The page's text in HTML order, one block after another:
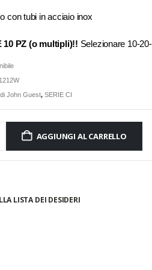
con tubi in acciaio inox
10 PZ (o multipli)!! Selezionare 10-
John Guest, SERIE CI
AGGIUNGI AL CARRELLO
LISTA DEI DESIDERI